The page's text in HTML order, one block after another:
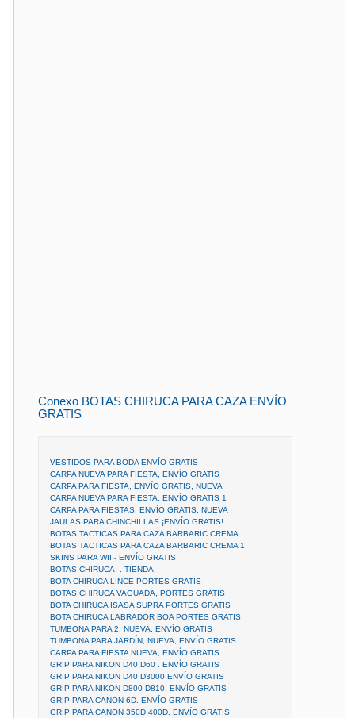
Conexo BOTAS CHIRUCA PARA CAZA ENVÍO
GRATIS
VESTIDOS PARA BODA ENVÍO GRATIS
CARPA NUEVA PARA FIESTA, ENVÍO GRATIS
CARPA PARA FIESTA, ENVÍO GRATIS, NUEVA
CARPA NUEVA PARA FIESTA, ENVÍO GRATIS 1
CARPA PARA FIESTAS, ENVÍO GRATIS, NUEVA
JAULAS PARA CHINCHILLAS ¡ENVÍO GRATIS!
BOTAS TACTICAS PARA CAZA BARBARIC CREMA
BOTAS TACTICAS PARA CAZA BARBARIC CREMA 1
SKINS PARA WII - ENVÍO GRATIS
BOTAS CHIRUCA. . TIENDA
BOTA CHIRUCA LINCE PORTES GRATIS
BOTAS CHIRUCA VAGUADA, PORTES GRATIS
BOTA CHIRUCA ISASA SUPRA PORTES GRATIS
BOTA CHIRUCA LABRADOR BOA PORTES GRATIS
TUMBONA PARA 2, NUEVA, ENVÍO GRATIS
TUMBONA PARA JARDÍN, NUEVA, ENVÍO GRATIS
CARPA PARA FIESTA NUEVA, ENVÍO GRATIS
GRIP PARA NIKON D40 D60 . ENVÍO GRATIS
GRIP PARA NIKON D40 D3000 ENVÍO GRATIS
GRIP PARA NIKON D800 D810. ENVÍO GRATIS
GRIP PARA CANON 6D. ENVÍO GRATIS
GRIP PARA CANON 350D 400D. ENVÍO GRATIS